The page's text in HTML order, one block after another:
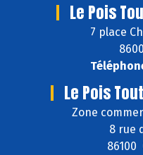
Le Pois
7 place
Le Pois
Zone
8 rue
86100